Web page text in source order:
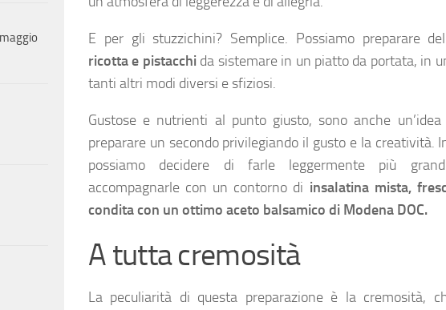
E per gli stuzzichini? Semplice. Possiamo preparare
ricotta e pistacchi da sistemare in un piatto da portata, in
tanti altri modi diversi e sfiziosi.
Gustose e nutrienti al punto giusto, sono anche
preparare un secondo privilegiando il gusto e la creatività.
possiamo decidere di farle leggermente più
accompagnarle con un contorno di insalatina mista,
condita con un ottimo aceto balsamico di Modena DOC.
A tutta cremosità
La peculiarità di questa preparazione è la cremosità,